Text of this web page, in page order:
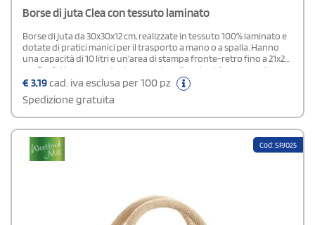
Borse di juta Clea con tessuto laminato
Borse di juta da 30x30x12 cm, realizzate in tessuto 100% laminato e
dotate di pratici manici per il trasporto a mano o a spalla. Hanno
una capacità di 10 litri e un’area di stampa fronte-retro fino a 21x29
cm. Perfette come gadget promozionali ecologici per negozi e
aziende, sono disponibili su StampaSì a prezzi competitivi.
€3,19cad. iva esclusa per 100 pz
Spedizione gratuita
Cod: SPJ025